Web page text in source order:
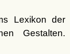
Lexikon der
Gestalten.